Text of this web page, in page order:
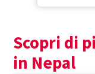
Scopri di
in Nepal